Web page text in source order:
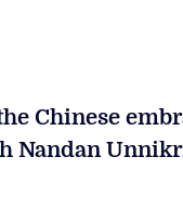
Chinese
Nandan